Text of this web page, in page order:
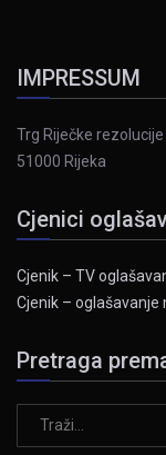
IMPRESSUM
Trg Riječke rezolucije
51000 Rijeka
Cjenici
Cjenik – TV
Cjenik – oglašavanje
Pretraga